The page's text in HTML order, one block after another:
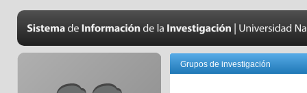
Grupos de investigación